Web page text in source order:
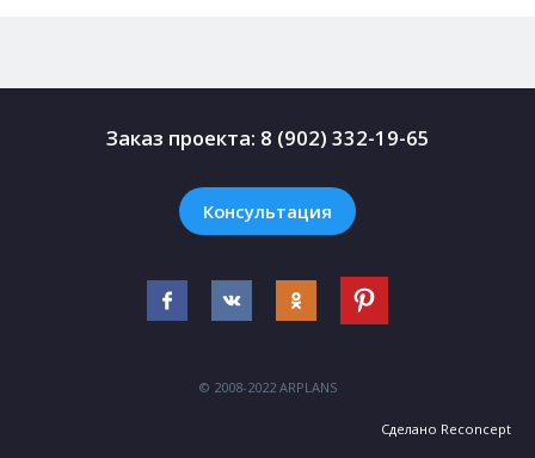
Заказ проекта: 8 (902) 332-19-65
Консультация
© 2008-2022 ARPLANS
Сделано Reconcept